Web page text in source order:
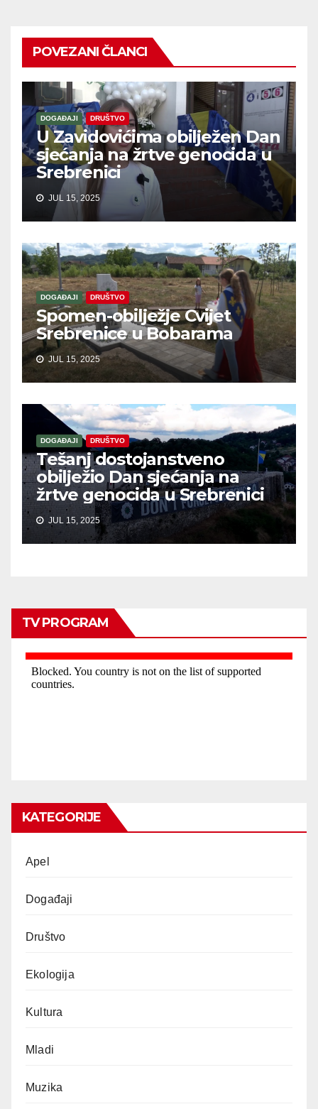
POVEZANI ČLANCI
DOGAĐAJI DRUŠTVO
U Zavidovićima obilježen Dan
sjećanja na žrtve genocida u
Srebrenici
JUL 15, 2025
DOGAĐAJI DRUŠTVO
Spomen-obilježje Cvijet
Srebrenice u Bobarama
JUL 15, 2025
DOGAĐAJI DRUŠTVO
Tešanj dostojanstveno
obilježio Dan sjećanja na
žrtve genocida u Srebrenici
JUL 15, 2025
TV PROGRAM
KATEGORIJE
Apel
Događaji
Društvo
Ekologija
Kultura
Mladi
Muzika